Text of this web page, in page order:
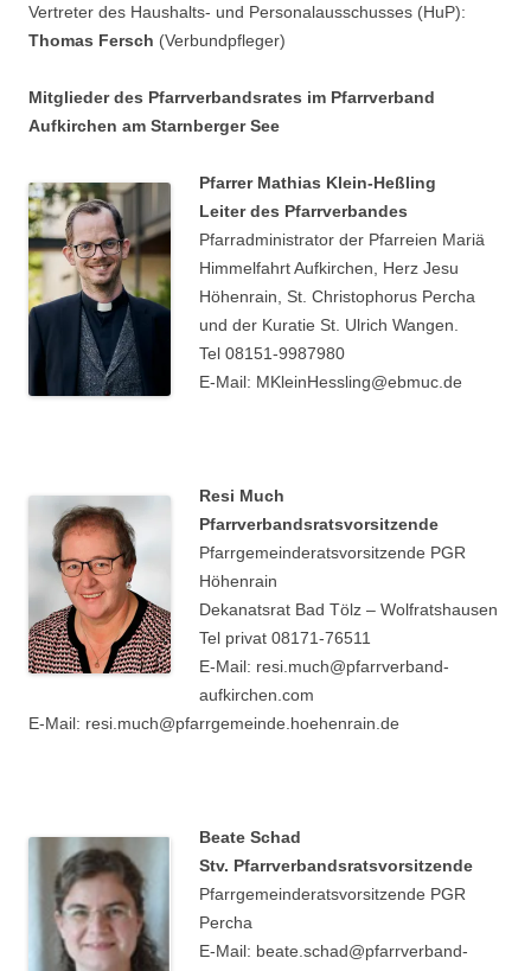
Vertreter des Haushalts- und Personalausschusses (HuP):
Thomas Fersch (Verbundpfleger)
Mitglieder des Pfarrverbandsrates im Pfarrverband
Aufkirchen am Starnberger See
Pfarrer Mathias Klein-Heßling
Leiter des Pfarrverbandes
Pfarradministrator der Pfarreien Mariä
Himmelfahrt Aufkirchen, Herz Jesu
Höhenrain, St. Christophorus Percha
und der Kuratie St. Ulrich Wangen.
Tel 08151-9987980
E-Mail: MKleinHessling@ebmuc.de
Resi Much
Pfarrverbandsratsvorsitzende
Pfarrgemeinderatsvorsitzende PGR
Höhenrain
Dekanatsrat Bad Tölz – Wolfratshausen
Tel privat 08171-76511
E-Mail: resi.much@pfarrverband-
aufkirchen.com
E-Mail: resi.much@pfarrgemeinde.hoehenrain.de
Beate Schad
Stv. Pfarrverbandsratsvorsitzende
Pfarrgemeinderatsvorsitzende PGR
Percha
E-Mail: beate.schad@pfarrverband-